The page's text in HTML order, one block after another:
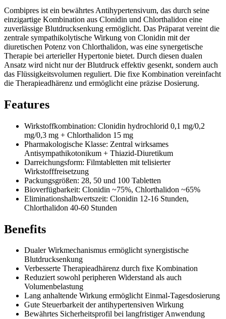
Combipres ist ein bewährtes Antihypertensivum, das durch seine
einzigartige Kombination aus Clonidin und Chlorthalidon eine
zuverlässige Blutdrucksenkung ermöglicht. Das Präparat vereint die
zentrale sympathikolytische Wirkung von Clonidin mit der
diuretischen Potenz von Chlorthalidon, was eine synergetische
Therapie bei arterieller Hypertonie bietet. Durch diesen dualen
Ansatz wird nicht nur der Blutdruck effektiv gesenkt, sondern auch
das Flüssigkeitsvolumen reguliert. Die fixe Kombination vereinfacht
die Therapieadhärenz und ermöglicht eine präzise Dosierung.
Features
Wirkstoffkombination: Clonidin hydrochlorid 0,1 mg/0,2
mg/0,3 mg + Chlorthalidon 15 mg
Pharmakologische Klasse: Zentral wirksames
Antisympathikotonikum + Thiazid-Diuretikum
Darreichungsform: Filmtabletten mit telisierter
Wirkstofffreisetzung
Packungsgrößen: 28, 50 und 100 Tabletten
Bioverfügbarkeit: Clonidin ~75%, Chlorthalidon ~65%
Eliminationshalbwertszeit: Clonidin 12-16 Stunden,
Chlorthalidon 40-60 Stunden
Benefits
Dualer Wirkmechanismus ermöglicht synergistische
Blutdrucksenkung
Verbesserte Therapieadhärenz durch fixe Kombination
Reduziert sowohl peripheren Widerstand als auch
Volumenbelastung
Lang anhaltende Wirkung ermöglicht Einmal-Tagesdosierung
Gute Steuerbarkeit der antihypertensiven Wirkung
Bewährtes Sicherheitsprofil bei langfristiger Anwendung